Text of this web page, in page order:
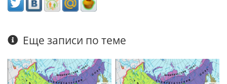
Еще записи по теме